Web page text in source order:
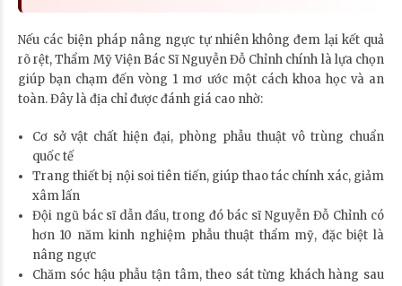
Nếu các biện pháp nâng ngực tự nhiên không đem lại kết quả
rõ rệt, Thẩm Mỹ Viện Bác Sĩ Nguyễn Đỗ Chỉnh chính là lựa chọn
giúp bạn chạm đến vòng 1 mơ ước một cách khoa học và an
toàn. Đây là địa chỉ được đánh giá cao nhờ:
Cơ sở vật chất hiện đại, phòng phẫu thuật vô trùng chuẩn
quốc tế
Trang thiết bị nội soi tiên tiến, giúp thao tác chính xác, giảm
xâm lấn
Đội ngũ bác sĩ dẫn đầu, trong đó bác sĩ Nguyễn Đỗ Chỉnh có
hơn 10 năm kinh nghiệm phẫu thuật thẩm mỹ, đặc biệt là
nâng ngực
Chăm sóc hậu phẫu tận tâm, theo sát từng khách hàng sau